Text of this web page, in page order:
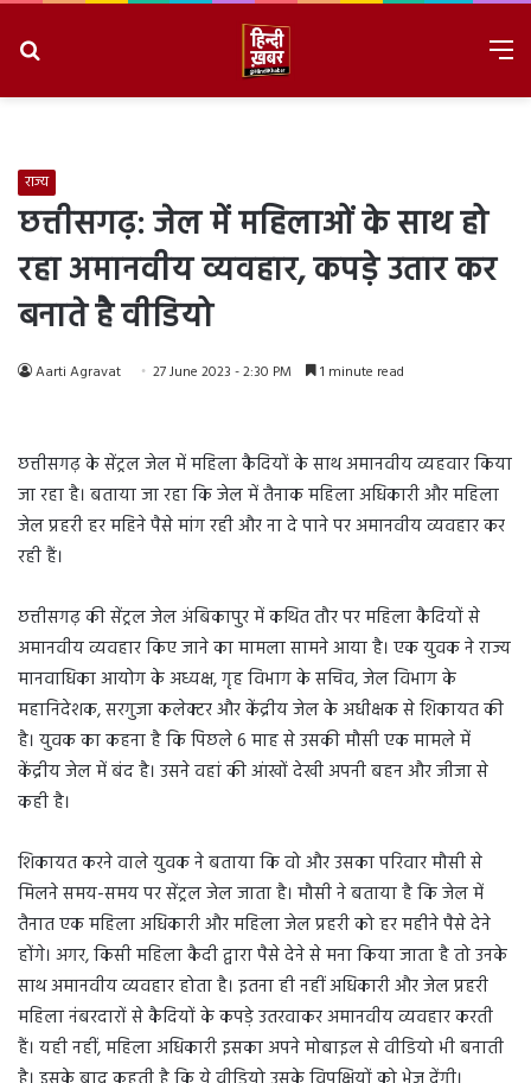
राज्य
छत्तीसगढ़: जेल में महिलाओं के साथ हो
रहा अमानवीय व्यवहार, कपड़े उतार कर
बनाते है वीडियो
Aarti Agravat 27 June 2023 - 2:30 PM 1 minute read
छत्तीसगढ़ के सेंट्रल जेल में महिला कैदियों के साथ अमानवीय व्यहवार किया
जा रहा है। बताया जा रहा कि जेल में तैनाक महिला अधिकारी और महिला
जेल प्रहरी हर महिने पैसे मांग रही और ना दे पाने पर अमानवीय व्यवहार कर
रही हैं।
छत्तीसगढ़ की सेंट्रल जेल अंबिकापुर में कथित तौर पर महिला कैदियों से
अमानवीय व्यवहार किए जाने का मामला सामने आया है। एक युवक ने राज्य
मानवाधिका आयोग के अध्यक्ष, गृह विभाग के सचिव, जेल विभाग के
महानिदेशक, सरगुजा कलेक्टर और केंद्रीय जेल के अधीक्षक से शिकायत की
है। युवक का कहना है कि पिछले 6 माह से उसकी मौसी एक मामले में
केंद्रीय जेल में बंद है। उसने वहां की आंखों देखी अपनी बहन और जीजा से
कही है।
शिकायत करने वाले युवक ने बताया कि वो और उसका परिवार मौसी से
मिलने समय-समय पर सेंट्रल जेल जाता है। मौसी ने बताया है कि जेल में
तैनात एक महिला अधिकारी और महिला जेल प्रहरी को हर महीने पैसे देने
होंगे। अगर, किसी महिला कैदी द्वारा पैसे देने से मना किया जाता है तो उनके
साथ अमानवीय व्यवहार होता है। इतना ही नहीं अधिकारी और जेल प्रहरी
महिला नंबरदारों से कैदियों के कपड़े उतरवाकर अमानवीय व्यवहार करती
हैं। यही नहीं, महिला अधिकारी इसका अपने मोबाइल से वीडियो भी बनाती